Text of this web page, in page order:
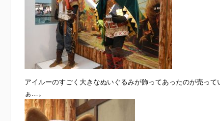
アイルーのすごく大きなぬいぐるみが飾ってあったのが売って
ぁ…。